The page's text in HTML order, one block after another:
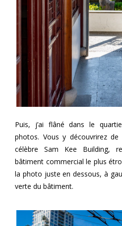
Puis, j’ai flâné dans le
photos. Vous y découvrirez
célèbre Sam Kee Building,
bâtiment commercial le plus
la photo juste en dessous, à
verte du bâtiment.